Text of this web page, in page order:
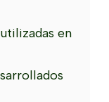
en